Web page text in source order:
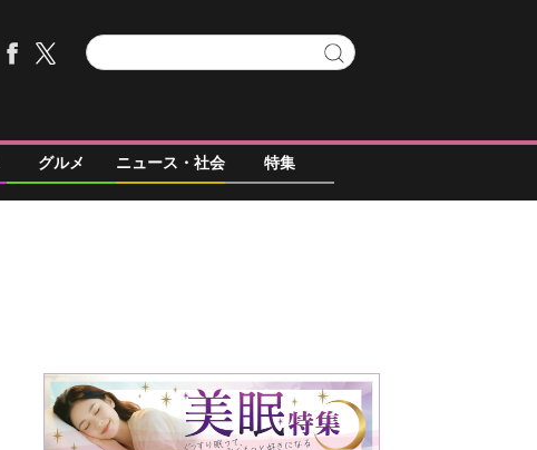
グルメ ニュース・社会 特集